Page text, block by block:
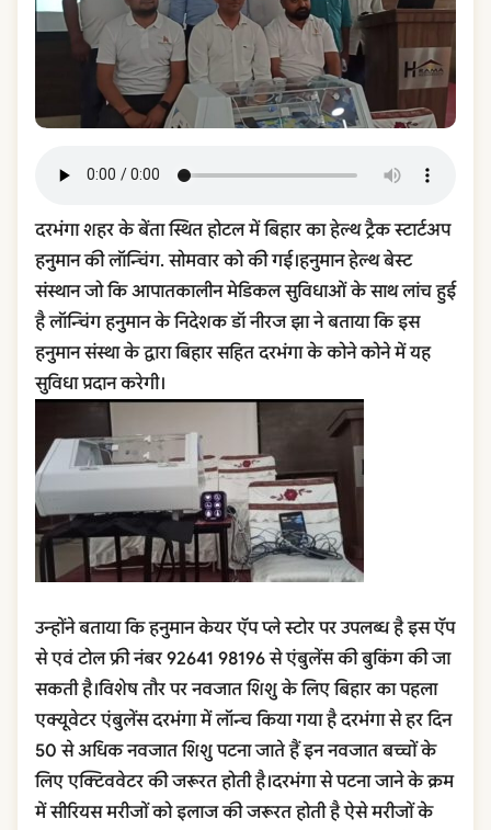
दरभंगा शहर के बेंता स्थित होटल में बिहार का हेल्थ ट्रैक स्टार्टअप
हनुमान की लॉन्चिंग. सोमवार को की गई।हनुमान हेल्थ बेस्ट
संस्थान जो कि आपातकालीन मेडिकल सुविधाओं के साथ लांच हुई
है लॉन्चिंग हनुमान के निदेशक डॉ नीरज झा ने बताया कि इस
हनुमान संस्था के द्वारा बिहार सहित दरभंगा के कोने कोने में यह
सुविधा प्रदान करेगी।
उन्होंने बताया कि हनुमान केयर ऍप प्ले स्टोर पर उपलब्ध है इस ऍप
से एवं टोल फ्री नंबर 92641 98196 से एंबुलेंस की बुकिंग की जा
सकती है।विशेष तौर पर नवजात शिशु के लिए बिहार का पहला
एक्यूवेटर एंबुलेंस दरभंगा में लॉन्च किया गया है दरभंगा से हर दिन
50 से अधिक नवजात शिशु पटना जाते हैं इन नवजात बच्चों के
लिए एक्टिववेटर की जरूरत होती है।दरभंगा से पटना जाने के क्रम
में सीरियस मरीजों को इलाज की जरूरत होती है ऐसे मरीजों के